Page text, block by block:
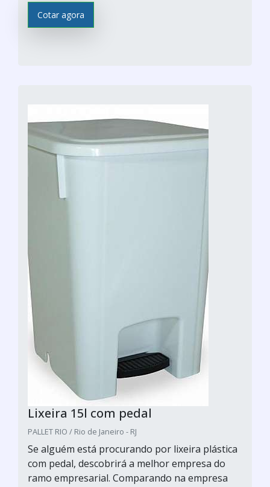
Cotar agora
Lixeira 15l com pedal
PALLET RIO / Rio de Janeiro - RJ
Se alguém está procurando por lixeira plástica
com pedal, descobrirá a melhor empresa do
ramo empresarial. Comparando na empresa